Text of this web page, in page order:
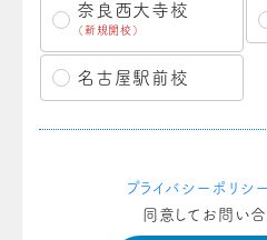
奈良西大寺校
（新規開校）
名古屋駅前校
プライバシーポリシー
同意してお問い